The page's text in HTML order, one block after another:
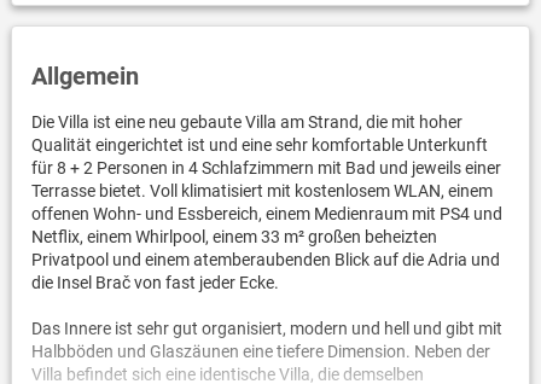
Allgemein
Die Villa ist eine neu gebaute Villa am Strand, die mit hoher
Qualität eingerichtet ist und eine sehr komfortable Unterkunft
für 8 + 2 Personen in 4 Schlafzimmern mit Bad und jeweils einer
Terrasse bietet. Voll klimatisiert mit kostenlosem WLAN, einem
offenen Wohn- und Essbereich, einem Medienraum mit PS4 und
Netflix, einem Whirlpool, einem 33 m² großen beheizten
Privatpool und einem atemberaubenden Blick auf die Adria und
die Insel Brač von fast jeder Ecke.
Das Innere ist sehr gut organisiert, modern und hell und gibt mit
Halbböden und Glaszäunen eine tiefere Dimension. Neben der
Villa befindet sich eine identische Villa, die demselben